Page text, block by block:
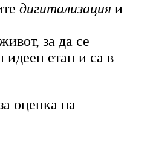
дигитализация и
за да се
етап и са в
оценка на